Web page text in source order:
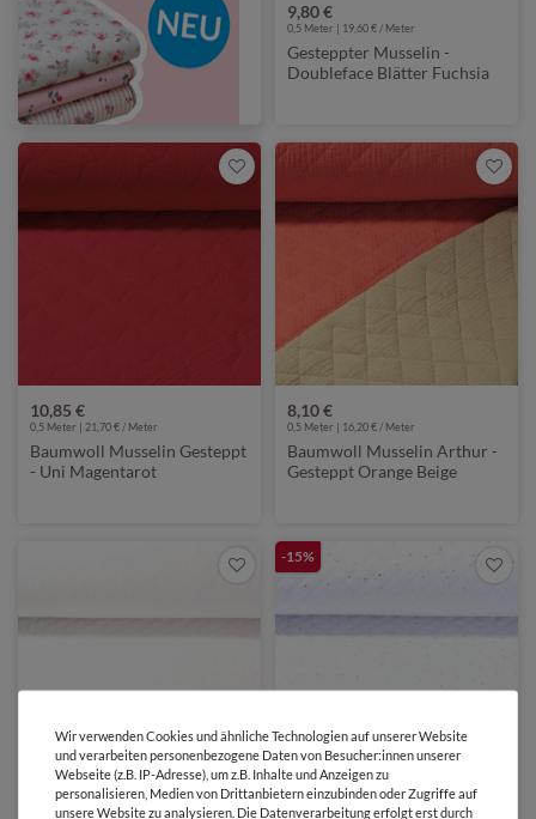
9,80 €
0,5 Meter | 19,60 € / Meter
Gesteppter Musselin -
Doubleface Blätter Fuchsia
10,85 €
0,5 Meter | 21,70 € / Meter
Baumwoll Musselin Gesteppt
- Uni Magentarot
8,10 €
0,5 Meter | 16,20 € / Meter
Baumwoll Musselin Arthur -
Gesteppt Orange Beige
7,70 €
-15%
8,46 € 9,95 €
Wir verwenden Cookies und ähnliche Technologien auf unserer Website
und verarbeiten personenbezogene Daten von Besucher:innen unserer
Webseite (z.B. IP-Adresse), um z.B. Inhalte und Anzeigen zu
personalisieren, Medien von Drittanbietern einzubinden oder Zugriffe auf
unsere Website zu analysieren. Die Datenverarbeitung erfolgt erst durch